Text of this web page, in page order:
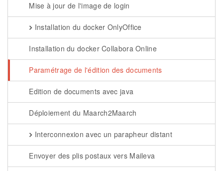
Mise à jour de l'image de login
Installation du docker OnlyOffice
Installation du docker Collabora Online
Paramétrage de l'édition des documents
Edition de documents avec java
Déploiement du Maarch2Maarch
Interconnexion avec un parapheur distant
Envoyer des plis postaux vers Maileva